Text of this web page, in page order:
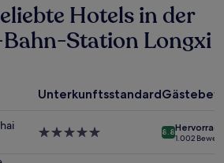
Hotels in der
Station Longxi
Unterkunftsstandard
5.0-
8.8
1.002